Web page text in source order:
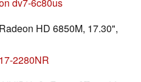
HD 6850M, 17.30",
2280NR